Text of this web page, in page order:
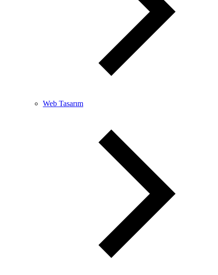
Web Tasarım